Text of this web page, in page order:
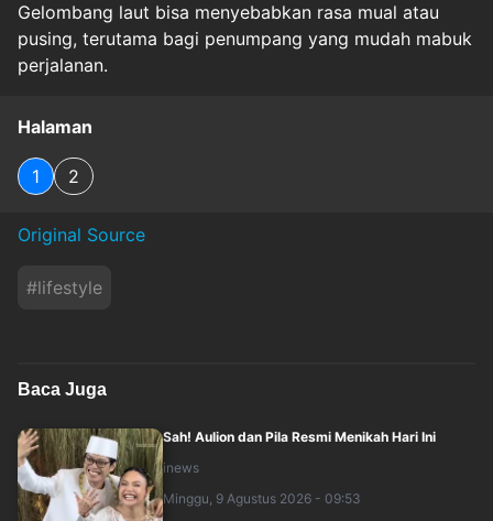
Gelombang laut bisa menyebabkan rasa mual atau
pusing, terutama bagi penumpang yang mudah mabuk
perjalanan.
Halaman
1 2
Original Source
#lifestyle
Baca Juga
Sah! Aulion dan Pila Resmi Menikah Hari Ini
inews
Minggu, 9 Agustus 2026 - 09:53